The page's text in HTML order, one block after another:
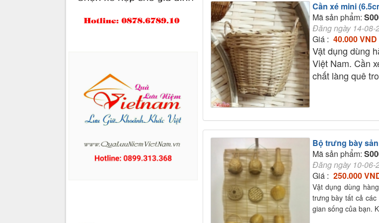
Cần xé mini
Mã sản phẩm:
Đăng ngày 14-08-
Giá : 40.000 VND
Vật dụng dùng
Việt Nam. Cần
chất làng quê
Bộ trưng bày
Mã sản phẩm:
Đăng ngày 10-06-
Giá : 250.000
Vật dụng dùng
trưng bày tất cả
gian sống của bạn.